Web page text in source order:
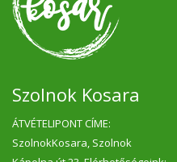
Szolnok Kosara
ÁTVÉTELIPONT CÍME:
SzolnokKosara, Szolnok